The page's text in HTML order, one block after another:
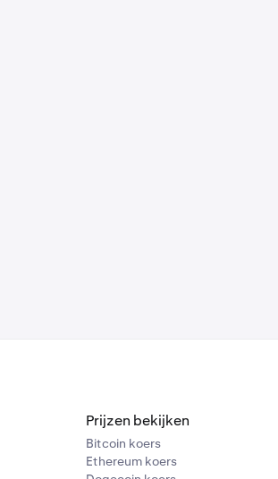
Prijzen bekijken
Bitcoin koers
Ethereum koers